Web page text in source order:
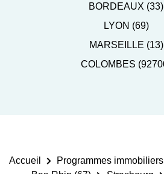
BORDEAUX (33)
LYON (69)
MARSEILLE (13)
COLOMBES
Accueil Programmes